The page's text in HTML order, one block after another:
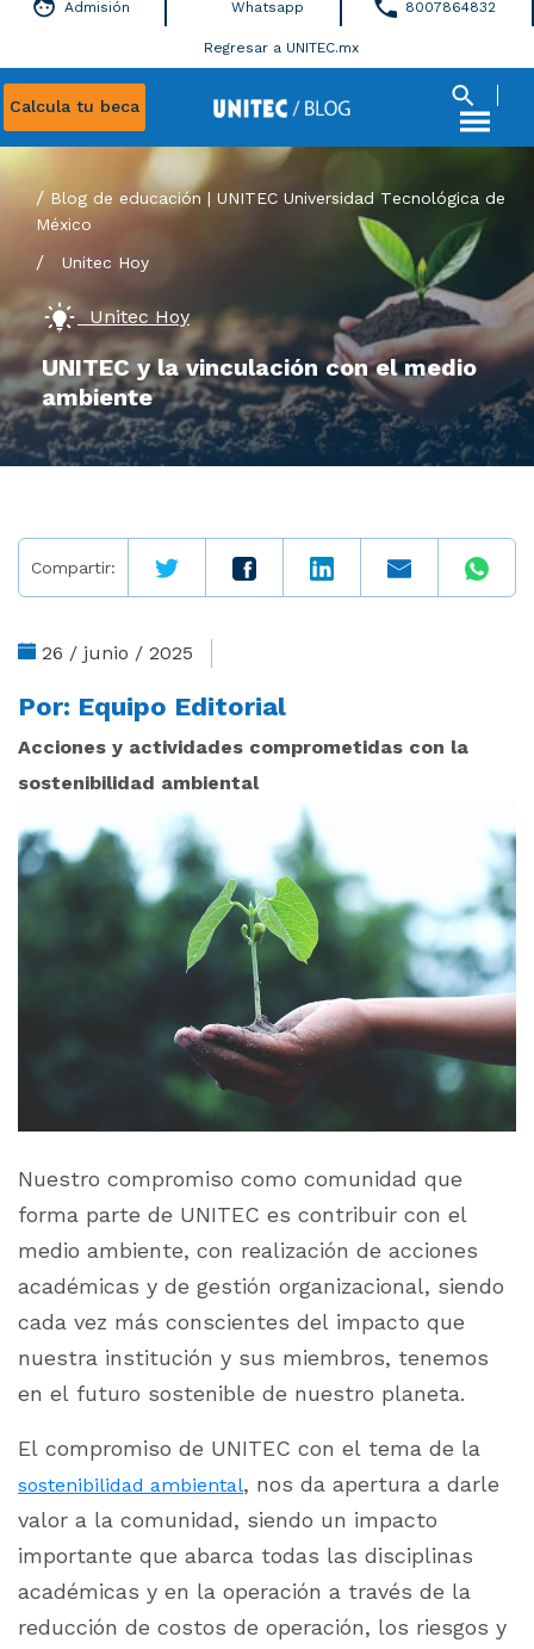
Calcula tu beca
Admisión Whatsapp 8007864832
Regresar a UNITEC.mx
Blog de educación | UNITEC Universidad Tecnológica de
México
/ Unitec Hoy
Unitec Hoy
UNITEC y la vinculación con el medio
ambiente
Compartir:
26 / junio / 2025
Por: Equipo Editorial
Acciones y actividades comprometidas con la
sostenibilidad ambiental
Nuestro compromiso como comunidad que
forma parte de UNITEC es contribuir con el
medio ambiente, con realización de acciones
académicas y de gestión organizacional, siendo
cada vez más conscientes del impacto que
nuestra institución y sus miembros, tenemos
en el futuro sostenible de nuestro planeta.
El compromiso de UNITEC con el tema de la
sostenibilidad ambiental, nos da apertura a darle
valor a la comunidad, siendo un impacto
importante que abarca todas las disciplinas
académicas y en la operación a través de la
reducción de costos de operación, los riesgos y